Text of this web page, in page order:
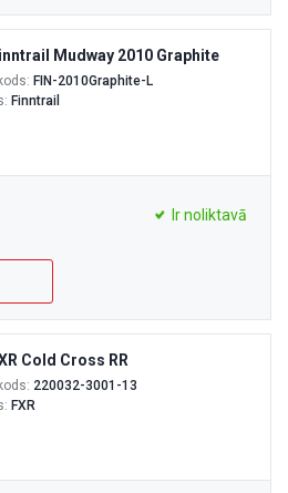
Mudway 2010 Graphite
FIN-2010Graphite-L
Finntrail
Ir noliktavā
Cold Cross RR
220032-3001-13
FXR